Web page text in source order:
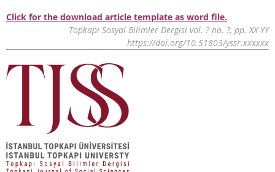
Click for the download article template as word file.
Topkapı Sosyal Bilimler Dergisi vol. ? no. ?, pp. XX-YY
https://doi.org/10.51803/yssr.xxxxxx